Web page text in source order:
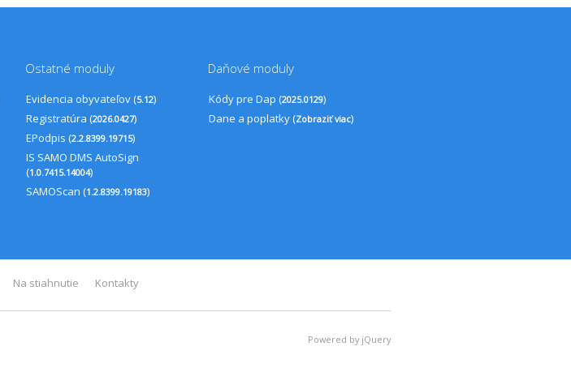
Ostatné moduly
Evidencia obyvateľov (5.12)
Registratúra (2026.0427)
EPodpis (2.2.8399.19715)
IS SAMO DMS AutoSign
(1.0.7415.14004)
SAMOScan (1.2.8399.19183)
Daňové moduly
Kódy pre Dap (2025.0129)
Dane a poplatky (Zobraziť viac)
Na stiahnutie Kontakty
Powered by jQuery